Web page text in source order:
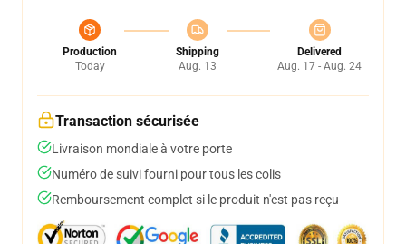
Production
Today
Shipping
Aug. 13
Delivered
Aug. 17 - Aug. 24
Transaction sécurisée
Livraison mondiale à votre porte
Numéro de suivi fourni pour tous les colis
Remboursement complet si le produit n'est pas reçu